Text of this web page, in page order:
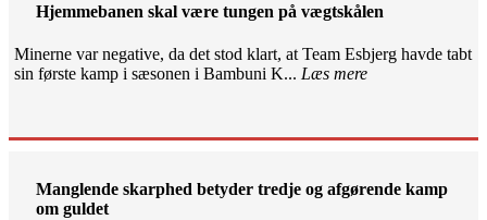
Hjemmebanen skal være tungen på vægtskålen
Minerne var negative, da det stod klart, at Team Esbjerg havde tabt
sin første kamp i sæsonen i Bambuni K... Læs mere
Manglende skarphed betyder tredje og afgørende kamp
om guldet